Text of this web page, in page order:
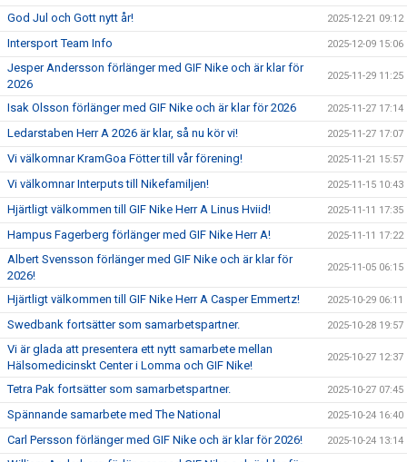
God Jul och Gott nytt år! 2025-12-21 09:12
Intersport Team Info 2025-12-09 15:06
Jesper Andersson förlänger med GIF Nike och är klar för
2026
2025-11-29 11:25
Isak Olsson förlänger med GIF Nike och är klar för 2026 2025-11-27 17:14
Ledarstaben Herr A 2026 är klar, så nu kör vi! 2025-11-27 17:07
Vi välkomnar KramGoa Fötter till vår förening! 2025-11-21 15:57
Vi välkomnar Interputs till Nikefamiljen! 2025-11-15 10:43
Hjärtligt välkommen till GIF Nike Herr A Linus Hviid! 2025-11-11 17:35
Hampus Fagerberg förlänger med GIF Nike Herr A! 2025-11-11 17:22
Albert Svensson förlänger med GIF Nike och är klar för
2026!
2025-11-05 06:15
Hjärtligt välkommen till GIF Nike Herr A Casper Emmertz! 2025-10-29 06:11
Swedbank fortsätter som samarbetspartner. 2025-10-28 19:57
Vi är glada att presentera ett nytt samarbete mellan
Hälsomedicinskt Center i Lomma och GIF Nike!
2025-10-27 12:37
Tetra Pak fortsätter som samarbetspartner. 2025-10-27 07:45
Spännande samarbete med The National 2025-10-24 16:40
Carl Persson förlänger med GIF Nike och är klar för 2026! 2025-10-24 13:14